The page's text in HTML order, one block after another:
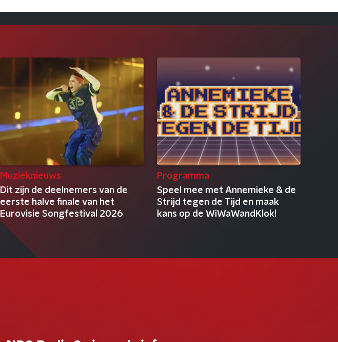
Muzieknieuws
Dit zijn de deelnemers van de
eerste halve finale van het
Eurovisie Songfestival 2026
Programma
Speel mee met Annemieke & de
Strijd tegen de Tijd en maak
kans op de WiWaWandKlok!